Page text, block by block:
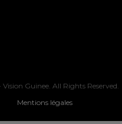
Guinee. All Rights Reserved.
Mentions légales